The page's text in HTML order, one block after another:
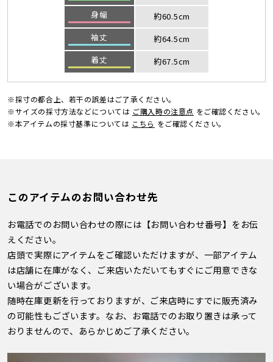
身幅
約60.5cm
袖丈
約64.5cm
着丈
約67.5cm
※採寸の都合上、若干の誤差はご了承ください。
※サイズの採寸方法などについては ご購入時の注意点 をご確認ください。
※本アイテムの採寸基準については こちら をご確認ください。
このアイテムのお問い合わせ先
お電話でのお問い合わせの際には【お問い合わせ番号】をお伝
えください。
店頭で実際にアイテムをご確認いただけますが、一部アイテム
は店舗に在庫がなく、ご来店いただいてもすぐにご用意できな
い場合がございます。
随時在庫更新を行っておりますが、ご来店時にすでに販売済み
の可能性もございます。なお、お電話でのお取り置きは承って
おりませんので、あらかじめご了承ください。